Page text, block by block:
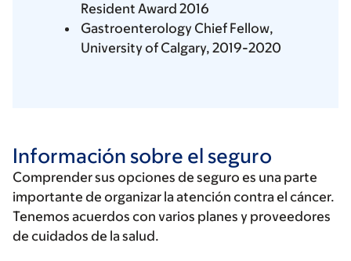
Resident Award 2016
Gastroenterology Chief Fellow,
University of Calgary, 2019-2020
Información sobre el seguro
Comprender sus opciones de seguro es una parte
importante de organizar la atención contra el cáncer.
Tenemos acuerdos con varios planes y proveedores
de cuidados de la salud.